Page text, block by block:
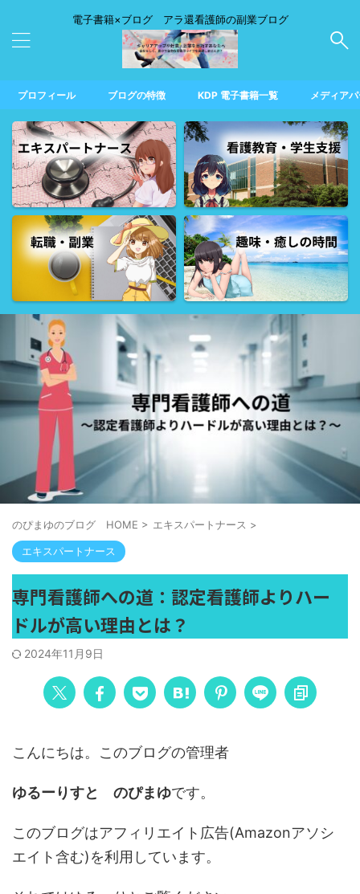
電子書籍×ブログ アラ還看護師の副業ブログ
プロフィール ブログの特徴 KDP 電子書籍一覧 メディア
のぴまゆのブログ HOME > エキスパートナース >
エキスパートナース
専門看護師への道：認定看護師よりハー
ドルが高い理由とは？
2024年11月9日
こんにちは。このブログの管理者
ゆるーりすと のぴまゆです。
このブログはアフィリエイト広告(Amazonアソシ
エイト含む)を利用しています。